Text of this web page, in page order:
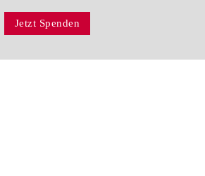
Jetzt Spenden